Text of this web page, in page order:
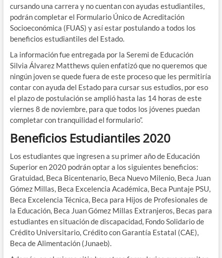
cursando una carrera y no cuentan con ayudas estudiantiles,
podrán completar el Formulario Único de Acreditación
Socioeconómica (FUAS) y así estar postulando a todos los
beneficios estudiantiles del Estado.
La información fue entregada por la Seremi de Educación
Silvia Álvarez Matthews quien enfatizó que no queremos que
ningún joven se quede fuera de este proceso que les permitiría
contar con ayuda del Estado para cursar sus estudios, por eso
el plazo de postulación se amplió hasta las 14 horas de este
viernes 8 de noviembre, para que todos los jóvenes puedan
completar con tranquilidad el formulario”.
Beneficios Estudiantiles 2020
Los estudiantes que ingresen a su primer año de Educación
Superior en 2020 podrán optar a los siguientes beneficios:
Gratuidad, Beca Bicentenario, Beca Nuevo Milenio, Beca Juan
Gómez Millas, Beca Excelencia Académica, Beca Puntaje PSU,
Beca Excelencia Técnica, Beca para Hijos de Profesionales de
la Educación, Beca Juan Gómez Millas Extranjeros, Becas para
estudiantes en situación de discapacidad, Fondo Solidario de
Crédito Universitario, Crédito con Garantía Estatal (CAE),
Beca de Alimentación (Junaeb).